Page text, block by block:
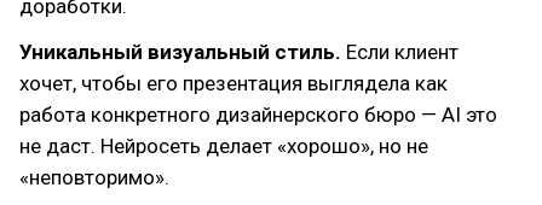
доработки.
Уникальный визуальный стиль. Если клиент
хочет, чтобы его презентация выглядела как
работа конкретного дизайнерского бюро — AI это
не даст. Нейросеть делает «хорошо», но не
«неповторимо».